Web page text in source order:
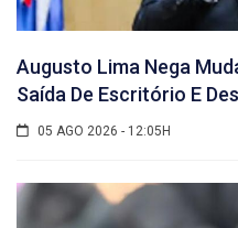
Augusto Lima Nega
Saída De Escritório E
05 AGO 2026 - 12:05H